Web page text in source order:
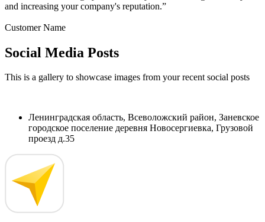
and increasing your company's reputation.”
Customer Name
Social Media Posts
This is a gallery to showcase images from your recent social posts
Ленинградская область, Всеволожский район, Заневское
городское поселение деревня Новосергиевка, Грузовой
проезд д.35